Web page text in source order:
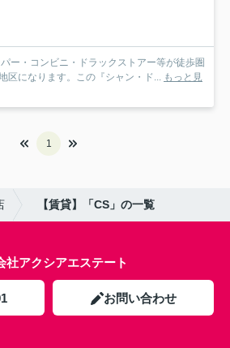
ー・コンビニ・ドラックストアー等が徒歩圏
区になります。この『シャン・ド... もっと見
1
【賃貸】「CS」の一覧
社アクシアエステート
お問い合わせ